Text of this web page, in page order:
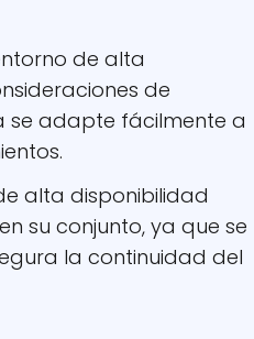
de alta
de
se adapte fácilmente a
alta disponibilidad
su conjunto, ya que se
la continuidad del